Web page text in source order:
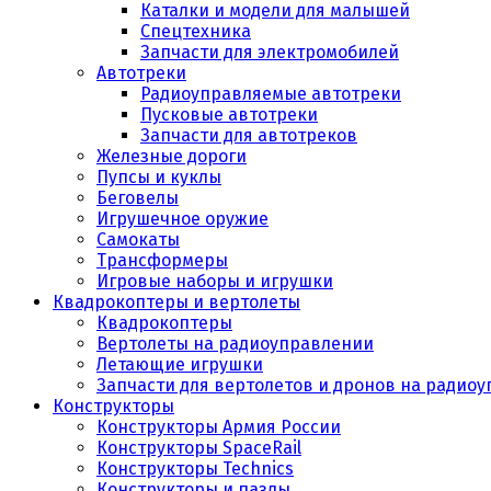
Каталки и модели для малышей
Спецтехника
Запчасти для электромобилей
Автотреки
Радиоуправляемые автотреки
Пусковые автотреки
Запчасти для автотреков
Железные дороги
Пупсы и куклы
Беговелы
Игрушечное оружие
Самокаты
Трансформеры
Игровые наборы и игрушки
Квадрокоптеры и вертолеты
Квадрокоптеры
Вертолеты на радиоуправлении
Летающие игрушки
Запчасти для вертолетов и дронов на
Конструкторы
Конструкторы Армия России
Конструкторы SpaceRail
Конструкторы Technics